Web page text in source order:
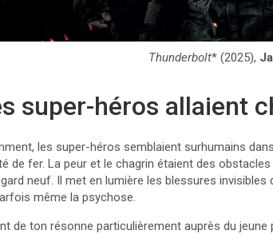
Thunderbolt* (2025),
super-héros allaient
les super-héros semblaient surhumains
de fer. La peur et le chagrin étaient des
neuf. Il met en lumière les blessures
même la psychose.
de ton résonne particulièrement auprès du jeune